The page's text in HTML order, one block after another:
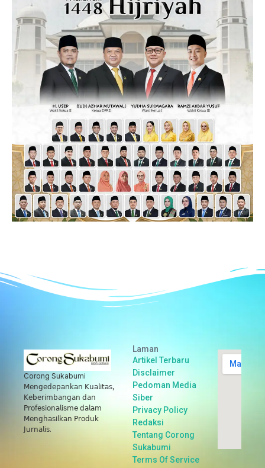
Corong Sukabumi
𝖬𝖾𝗇𝗀𝖾𝖽𝖾𝗉𝖺𝗇𝗄𝖺𝗇 𝖪𝗎𝖺𝗅𝗂𝗍𝖺𝗌,
𝖪𝖾𝖻𝖾𝗋𝗂𝗆𝖻𝖺𝗇𝗀𝖺𝗇 𝖽𝖺𝗇
𝖯𝗋𝗈𝖿𝖾𝗌𝗂𝗈𝗇𝖺𝗅𝗂𝗌𝗆𝖾 𝖽𝖺𝗅𝖺𝗆
𝖬𝖾𝗇𝗀𝗁𝖺𝗌𝗂𝗅𝗄𝖺𝗇 𝖯𝗋𝗈𝖽𝗎𝗄
𝖩𝗎𝗋𝗇𝖺𝗅𝗂𝗌.
Laman
Artikel Terbaru
Disclaimer
Pedoman Media
Siber
Privacy Policy
Redaksi
Tentang Corong
Sukabumi
Terms Of Service